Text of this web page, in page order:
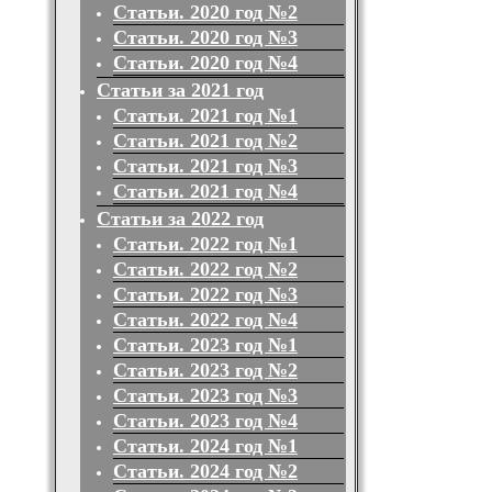
Статьи. 2020 год №2
Статьи. 2020 год №3
Статьи. 2020 год №4
Статьи за 2021 год
Статьи. 2021 год №1
Статьи. 2021 год №2
Статьи. 2021 год №3
Статьи. 2021 год №4
Статьи за 2022 год
Статьи. 2022 год №1
Статьи. 2022 год №2
Статьи. 2022 год №3
Статьи. 2022 год №4
Статьи. 2023 год №1
Статьи. 2023 год №2
Статьи. 2023 год №3
Статьи. 2023 год №4
Статьи. 2024 год №1
Статьи. 2024 год №2